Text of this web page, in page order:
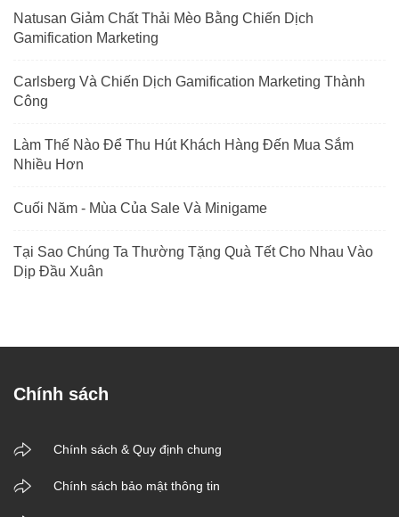
Natusan Giảm Chất Thải Mèo Bằng Chiến Dịch
Gamification Marketing
Carlsberg Và Chiến Dịch Gamification Marketing Thành
Công
Làm Thế Nào Để Thu Hút Khách Hàng Đến Mua Sắm
Nhiều Hơn
Cuối Năm - Mùa Của Sale Và Minigame
Tại Sao Chúng Ta Thường Tặng Quà Tết Cho Nhau Vào
Dịp Đầu Xuân
Chính sách
Chính sách & Quy định chung
Chính sách bảo mật thông tin